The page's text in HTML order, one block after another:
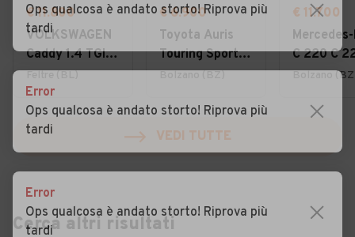
€ 11.800
VOLKSWAGEN
Caddy 1.4 TGI
Furgone
Business
€ 6.900
Toyota Auris
Touring Sports
1.4 D-4D Active
€ 11.700
C 220 C
CDI S.W.
Bolzano
VEDI TUTTE
Cerca altri risultati
Ops qualcosa è andato storto! Riprova più
tardi
Error
Ops qualcosa è andato storto! Riprova più
tardi
Error
Ops qualcosa è andato storto! Riprova più
tardi